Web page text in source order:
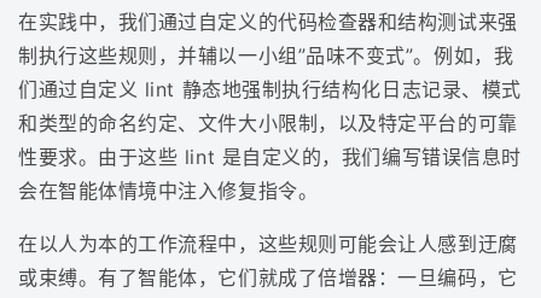
在实践中，我们通过自定义的代码检查器和结构测试来强
制执行这些规则，并辅以一小组”品味不变式”。例如，我
们通过自定义 lint 静态地强制执行结构化日志记录、模式
和类型的命名约定、文件大小限制，以及特定平台的可靠
性要求。由于这些 lint 是自定义的，我们编写错误信息时
会在智能体情境中注入修复指令。
在以人为本的工作流程中，这些规则可能会让人感到迂腐
或束缚。有了智能体，它们就成了倍增器：一旦编码，它